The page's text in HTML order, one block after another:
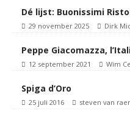
Dé lijst: Buonissimi
29 november 2025 Dirk
Peppe Giacomazza,
12 september 2021 Wim
Spiga d’Oro
25 juli 2016 steven van